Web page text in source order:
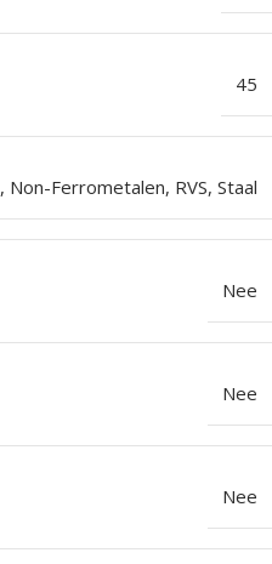
45
, Non-Ferrometalen, RVS, Staal
Nee
Nee
Nee